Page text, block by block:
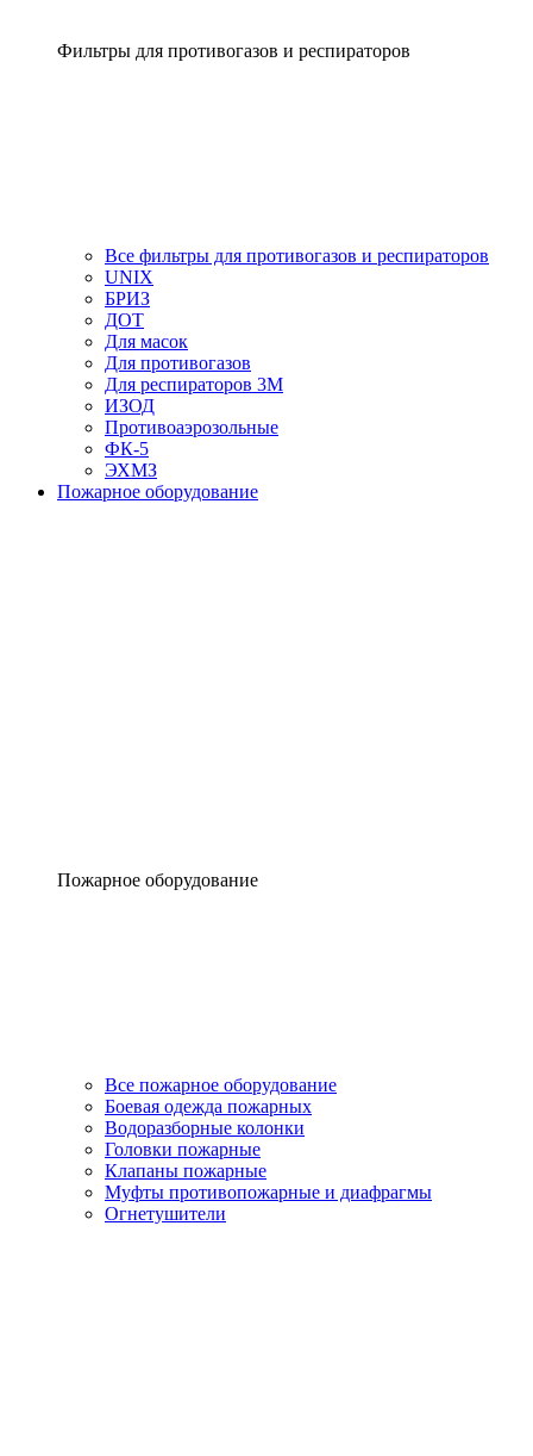
Фильтры для противогазов и респираторов
Все фильтры для противогазов и респираторов
UNIX
БРИЗ
ДОТ
Для масок
Для противогазов
Для респираторов 3М
ИЗОД
Противоаэрозольные
ФК-5
ЭХМЗ
Пожарное оборудование
Пожарное оборудование
Все пожарное оборудование
Боевая одежда пожарных
Водоразборные колонки
Головки пожарные
Клапаны пожарные
Муфты противопожарные и диафрагмы
Огнетушители